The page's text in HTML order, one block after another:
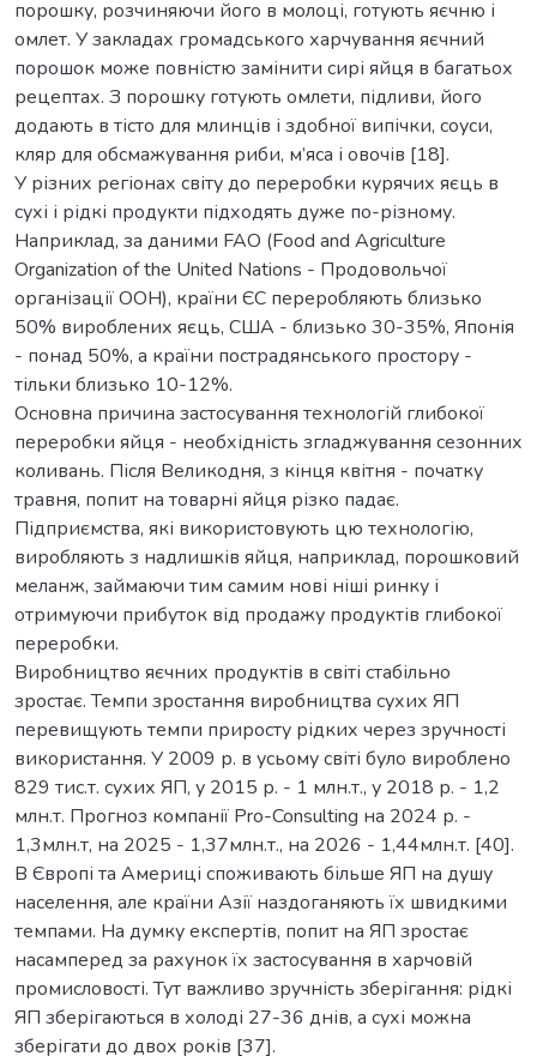
порошку, розчиняючи його в молоці, готують яєчню і
омлет. У закладах громадського харчування яєчний
порошок може повністю замінити сирі яйця в багатьох
рецептах. З порошку готують омлети, підливи, його
додають в тісто для млинців і здобної випічки, соуси,
кляр для обсмажування риби, м’яса і овочів [18].
У різних регіонах світу до переробки курячих яєць в
сухі і рідкі продукти підходять дуже по-різному.
Наприклад, за даними FAO (Food and Agriculture
Organization of the United Nations - Продовольчої
організації ООН), країни ЄС переробляють близько
50% вироблених яєць, США - близько 30-35%, Японія
- понад 50%, а країни пострадянського простору -
тільки близько 10-12%.
Основна причина застосування технологій глибокої
переробки яйця - необхідність згладжування сезонних
коливань. Після Великодня, з кінця квітня - початку
травня, попит на товарні яйця різко падає.
Підприємства, які використовують цю технологію,
виробляють з надлишків яйця, наприклад, порошковий
меланж, займаючи тим самим нові ніші ринку і
отримуючи прибуток від продажу продуктів глибокої
переробки.
Виробництво яєчних продуктів в світі стабільно
зростає. Темпи зростання виробництва сухих ЯП
перевищують темпи приросту рідких через зручності
використання. У 2009 р. в усьому світі було вироблено
829 тис.т. сухих ЯП, у 2015 р. - 1 млн.т., у 2018 р. - 1,2
млн.т. Прогноз компанії Pro-Consulting на 2024 р. -
1,3млн.т, на 2025 - 1,37млн.т., на 2026 - 1,44млн.т. [40].
В Європі та Америці споживають більше ЯП на душу
населення, але країни Азії наздоганяють їх швидкими
темпами. На думку експертів, попит на ЯП зростає
насамперед за рахунок їх застосування в харчовій
промисловості. Тут важливо зручність зберігання: рідкі
ЯП зберігаються в холоді 27-36 днів, а сухі можна
зберігати до двох років [37].